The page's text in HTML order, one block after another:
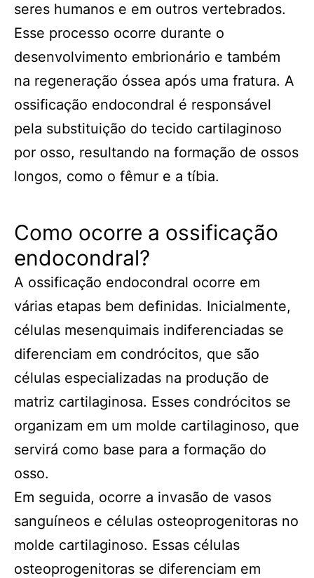
seres humanos e em outros vertebrados.
Esse processo ocorre durante o
desenvolvimento embrionário e também
na regeneração óssea após uma fratura. A
ossificação endocondral é responsável
pela substituição do tecido cartilaginoso
por osso, resultando na formação de ossos
longos, como o fêmur e a tíbia.
Como ocorre a ossificação
endocondral?
A ossificação endocondral ocorre em
várias etapas bem definidas. Inicialmente,
células mesenquimais indiferenciadas se
diferenciam em condrócitos, que são
células especializadas na produção de
matriz cartilaginosa. Esses condrócitos se
organizam em um molde cartilaginoso, que
servirá como base para a formação do
osso.
Em seguida, ocorre a invasão de vasos
sanguíneos e células osteoprogenitoras no
molde cartilaginoso. Essas células
osteoprogenitoras se diferenciam em